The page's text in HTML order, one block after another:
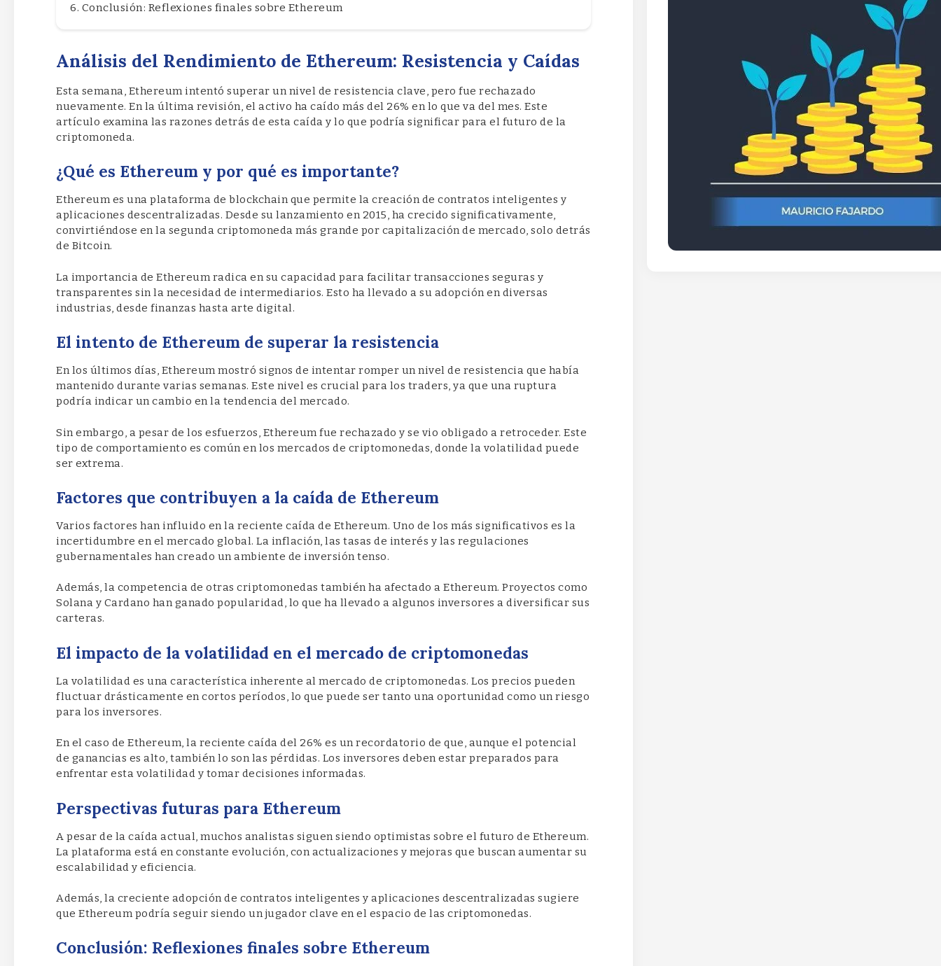
Conclusión: Reflexiones finales sobre Ethereum
Análisis del Rendimiento de Ethereum: Resistencia y Caídas
Esta semana, Ethereum intentó superar un nivel de resistencia clave, pero fue rechazado
nuevamente. En la última revisión, el activo ha caído más del 26% en lo que va del mes. Este
artículo examina las razones detrás de esta caída y lo que podría significar para el futuro de la
criptomoneda.
¿Qué es Ethereum y por qué es importante?
Ethereum es una plataforma de blockchain que permite la creación de contratos inteligentes y
aplicaciones descentralizadas. Desde su lanzamiento en 2015, ha crecido significativamente,
convirtiéndose en la segunda criptomoneda más grande por capitalización de mercado, solo detrás
de Bitcoin.
La importancia de Ethereum radica en su capacidad para facilitar transacciones seguras y
transparentes sin la necesidad de intermediarios. Esto ha llevado a su adopción en diversas
industrias, desde finanzas hasta arte digital.
El intento de Ethereum de superar la resistencia
En los últimos días, Ethereum mostró signos de intentar romper un nivel de resistencia que había
mantenido durante varias semanas. Este nivel es crucial para los traders, ya que una ruptura
podría indicar un cambio en la tendencia del mercado.
Sin embargo, a pesar de los esfuerzos, Ethereum fue rechazado y se vio obligado a retroceder. Este
tipo de comportamiento es común en los mercados de criptomonedas, donde la volatilidad puede
ser extrema.
Factores que contribuyen a la caída de Ethereum
Varios factores han influido en la reciente caída de Ethereum. Uno de los más significativos es la
incertidumbre en el mercado global. La inflación, las tasas de interés y las regulaciones
gubernamentales han creado un ambiente de inversión tenso.
Además, la competencia de otras criptomonedas también ha afectado a Ethereum. Proyectos como
Solana y Cardano han ganado popularidad, lo que ha llevado a algunos inversores a diversificar sus
carteras.
El impacto de la volatilidad en el mercado de criptomonedas
La volatilidad es una característica inherente al mercado de criptomonedas. Los precios pueden
fluctuar drásticamente en cortos períodos, lo que puede ser tanto una oportunidad como un riesgo
para los inversores.
En el caso de Ethereum, la reciente caída del 26% es un recordatorio de que, aunque el potencial
de ganancias es alto, también lo son las pérdidas. Los inversores deben estar preparados para
enfrentar esta volatilidad y tomar decisiones informadas.
Perspectivas futuras para Ethereum
A pesar de la caída actual, muchos analistas siguen siendo optimistas sobre el futuro de Ethereum.
La plataforma está en constante evolución, con actualizaciones y mejoras que buscan aumentar su
escalabilidad y eficiencia.
Además, la creciente adopción de contratos inteligentes y aplicaciones descentralizadas sugiere
que Ethereum podría seguir siendo un jugador clave en el espacio de las criptomonedas.
Conclusión: Reflexiones finales sobre Ethereum